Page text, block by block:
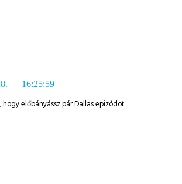
— 16:25:59
hogy előbányássz pár Dallas epizódot.